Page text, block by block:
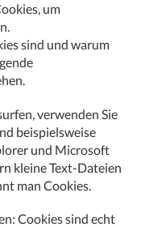
um
sind und warum
verwenden Sie
beispielsweise
und Microsoft
kleine Text-Dateien
man Cookies.
Cookies sind echt